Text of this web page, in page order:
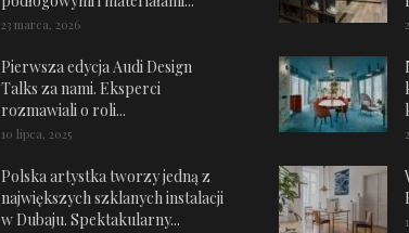
23 marca, 2026
Pierwsza edycja Audi Design
Talks za nami. Eksperci
rozmawiali o roli...
10 lipca, 2025
Polska artystka tworzy jedną z
największych szklanych instalacji
w Dubaju. Spektakularny...